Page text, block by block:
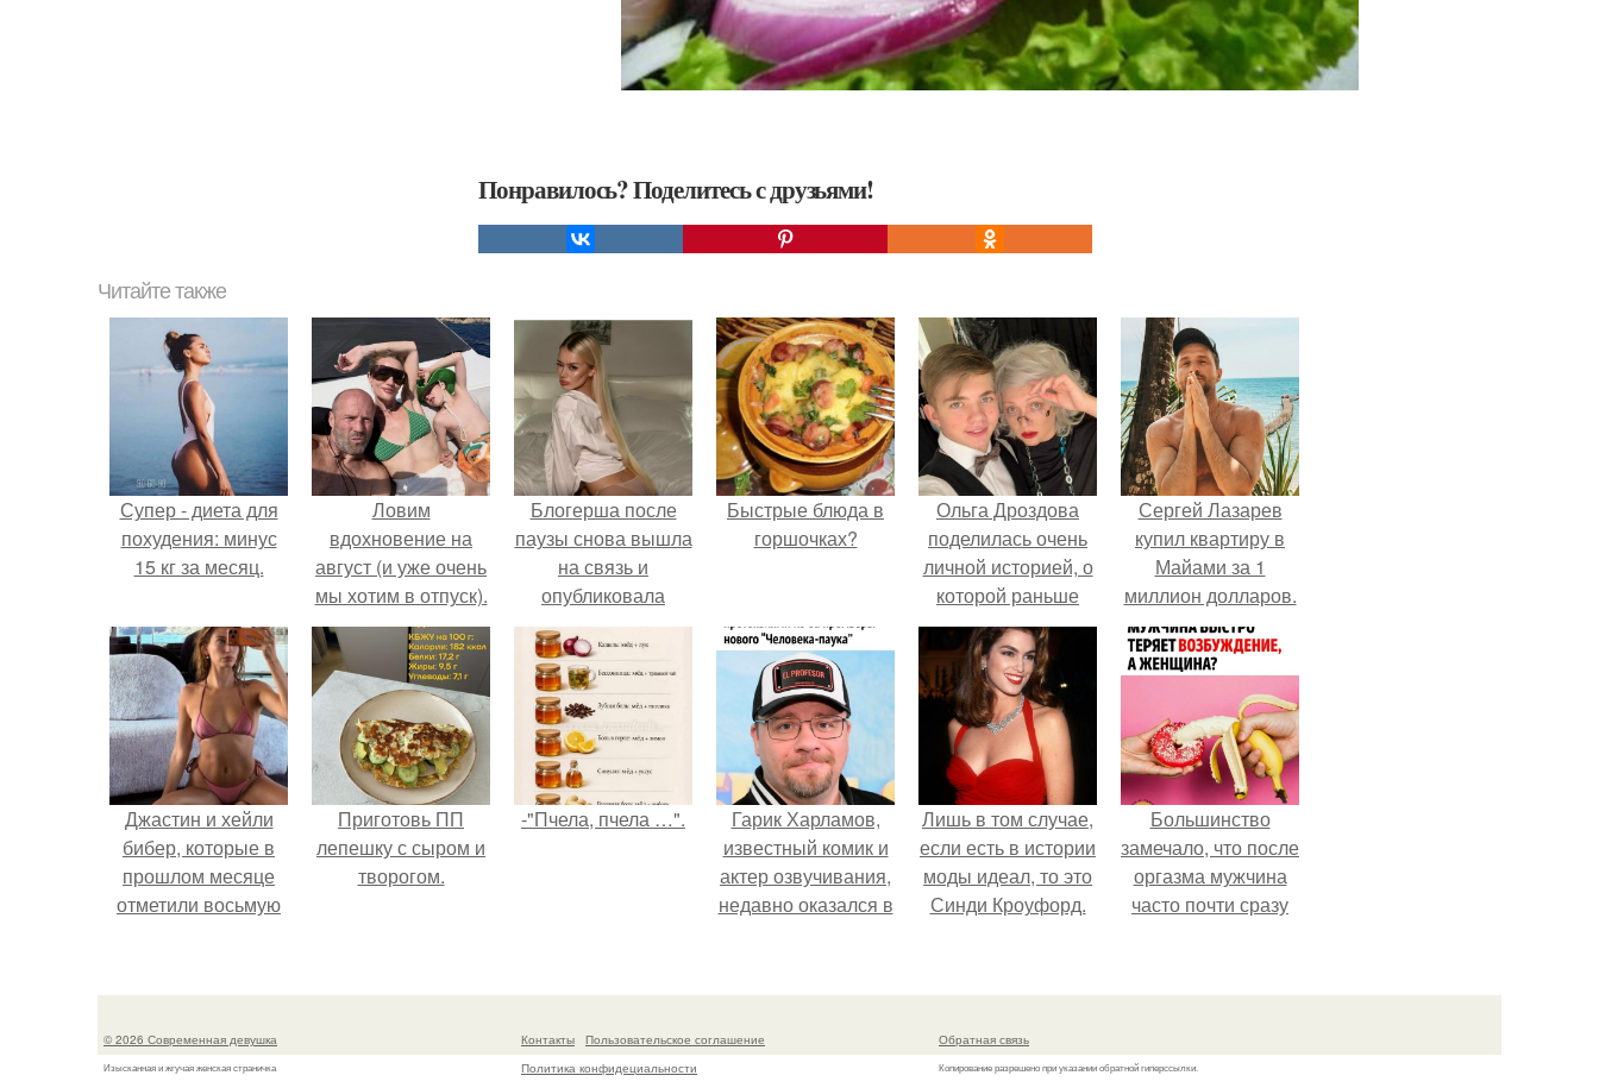
Понравилось? Поделитесь с друзьями!
Читайте также
Супер - диета для
похудения: минус
15 кг за месяц.
Ловим
вдохновение на
август (и уже очень
мы хотим в отпуск).
Блогерша после
паузы снова вышла
на связь и
опубликовала
свежую серию
кадров из спальни.
Быстрые блюда в
горшочках?
Ольга Дроздова
поделилась очень
личной историей, о
которой раньше
почти не говорила.
Сергей Лазарев
купил квартиру в
Майами за 1
миллион долларов.
Джастин и хейли
бибер, которые в
прошлом месяце
отметили восьмую
новые фото с
отдыха.
Приготовь ПП
лепешку с сыром и
творогом.
-"Пчела, пчела …".
Гарик Харламов,
известный комик и
актер озвучивания,
недавно оказался в
над озвучкой
Лишь в том случае,
если есть в истории
моды идеал, то это
Синди Кроуфорд.
Большинство
замечало, что после
оргазма мужчина
часто почти сразу
как женщина может
© 2026 Современная девушка
Изысканная и жгучая женская страничка
Контакты
Пользовательское соглашение
Политика конфидециальности
Обратная связь
Копирование разрешено при указании обратной гиперссылки.